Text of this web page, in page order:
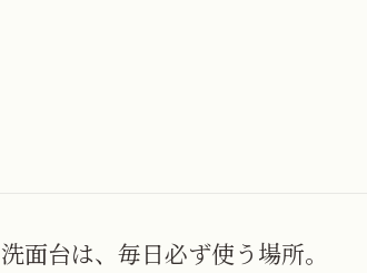
洗面台は、毎日必ず使う場所。